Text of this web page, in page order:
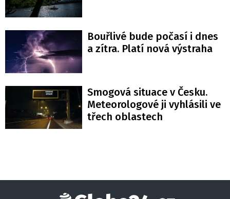
Bouřlivé bude počasí i dnes
a zítra. Platí nová výstraha
Smogová situace v Česku.
Meteorologové ji vyhlásili ve
třech oblastech